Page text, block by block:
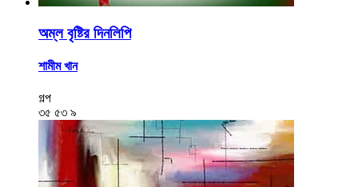
অম্ল বৃষ্টির দিনলিপি
শামীম খান
গল্প
৩৫ ৫৩ ৯